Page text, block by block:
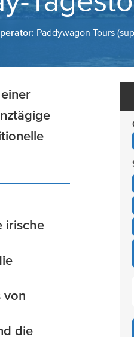
Paddywagon Tours
irische
von
die